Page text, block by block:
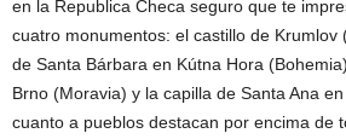
en la Republica Checa seguro que te
cuatro monumentos: el castillo de Krumlov
de Santa Bárbara en Kútna Hora
Brno (Moravia) y la capilla de Santa Ana
cuanto a pueblos destacan por encima de